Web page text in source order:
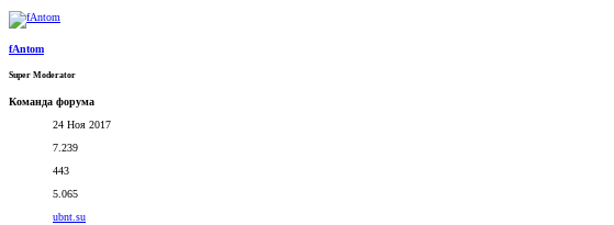
fAntom
Super Moderator
Команда форума
24 Ноя 2017
7.239
443
5.065
ubnt.su